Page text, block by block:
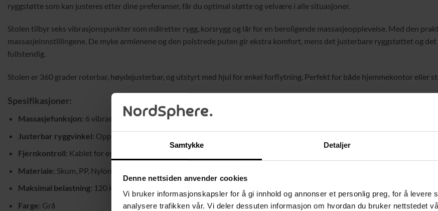
Samtykke Detaljer
Denne nettsiden anvender cookies
Vi bruker informasjonskapsler for å gi innhold og annonser et personlig preg, for å levere
analysere trafikken vår. Vi deler dessuten informasjon om hvordan du bruker nettstedet
ryggstøtte som kan justeres etter dine preferanser, får du optimal støtte og velvære i alle situasjoner.
Stolen tilbyr seks vibrasjonspunkter som målretter rygg, korsrygg og lår for en beroligende massasjeopplevelse. Med den
massasjeinnstillingene. De myke armlenene og den polstrede puten gir ekstra komfort, mens det justerbare ryggstøttet og
fullstendig.
Stolen er 360 grader roterbar, høydejusterbar, og utstyrt med hjul for enkel forflytning. Perfekt for både hjemmekontor eller
Spesifikasjoner:
Massasjefunksjon: 6 vibrasjonspunkter (rygg, korsrygg, lår)
Justerbar ryggvinkel: Opptil 135° med uttrekkbart fotstøtte
Fjernkontroll: Kablet for enkel styring
Materiale: Skum, PP, Nylon
Maksimal belastning: 120 kg
Farge: Grå